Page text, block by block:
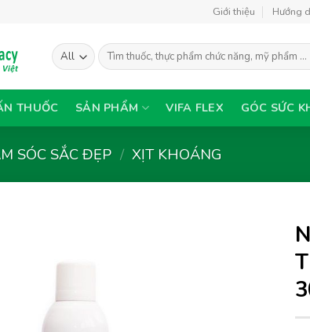
Giới thiệu Hướng
Tìm
kiếm:
THUỐC SẢN PHẨM VIFA FLEX GÓC SỨC
SÓC SẮC ĐẸP / XỊT KHOÁNG